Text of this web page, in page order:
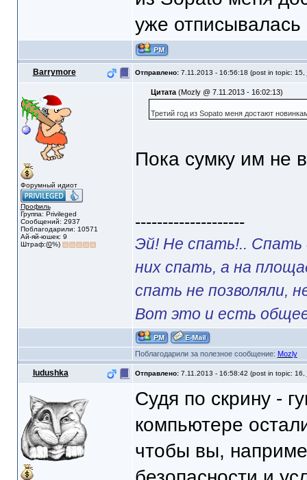
уже отписывалась
Barrymore Отправлено: 7.11.2013 - 16:56:18 (post in topic: 15,
Форумный идиот
Профиль
Группа: Privileged
Сообщений: 2937
Поблагодарили: 10571
Ай-яй-юшек: 9
Штраф:(0%)
Цитата(Mozly @ 7.11.2013 - 16:02:13)
Третий год из Sopato меня достают
Пока сумку им не
--------------------
Эй! Не спать!..
них спать, а на
спать не позволяли,
Вот это и есть
Поблагодарили за полезное сообщение: Mozly
Iudushka Отправлено: 7.11.2013 - 16:58:42 (post in topic: 16,
Судя по скрину -
компьютере
чтобы вы,